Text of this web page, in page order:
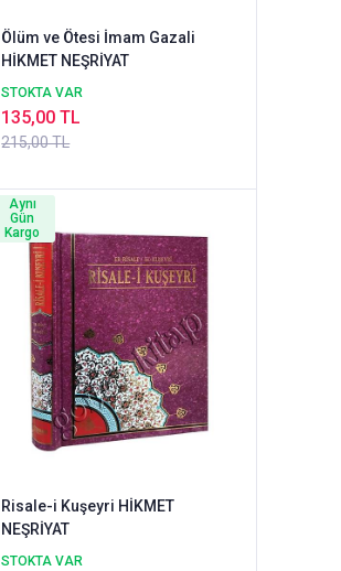
Ölüm ve Ötesi İmam Gazali
HİKMET NEŞRİYAT
STOKTA VAR
215,00 TL
135,00 TL
Risale-i Kuşeyri HİKMET
NEŞRİYAT
STOKTA VAR
Aynı
Gün
Kargo